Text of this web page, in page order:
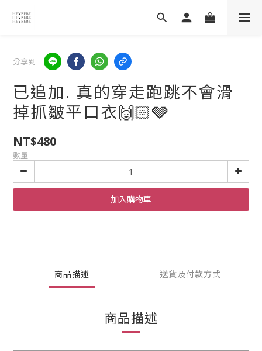
分享到
已追加. 真的穿走跑跳不會滑
掉抓皺平口衣🙌🏻🩶
NT$480
數量
加入購物車
商品描述 送貨及付款方式
商品描述